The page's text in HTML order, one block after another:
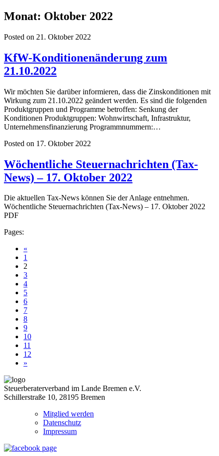
Monat: Oktober 2022
Posted on 21. Oktober 2022
KfW-Konditionenänderung zum
21.10.2022
Wir möchten Sie darüber informieren, dass die Zinskonditionen mit
Wirkung zum 21.10.2022 geändert werden. Es sind die folgenden
Produktgruppen und Programme betroffen: Senkung der
Konditionen Produktgruppen: Wohnwirtschaft, Infrastruktur,
Unternehmensfinanzierung Programmnummern:…
Posted on 17. Oktober 2022
Wöchentliche Steuernachrichten (Tax-
News) – 17. Oktober 2022
Die aktuellen Tax-News können Sie der Anlage entnehmen.
Wöchentliche Steuernachrichten (Tax-News) – 17. Oktober 2022
PDF
Pages:
«
1
2
3
4
5
6
7
8
9
10
11
12
»
Steuerberaterverband im Lande Bremen e.V.
Schillerstraße 10, 28195 Bremen
Mitglied werden
Datenschutz
Impressum